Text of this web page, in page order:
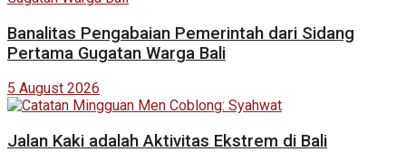
Banalitas Pengabaian Pemerintah dari Sidang
Pertama Gugatan Warga Bali
5 August 2026
Jalan Kaki adalah Aktivitas Ekstrem di Bali